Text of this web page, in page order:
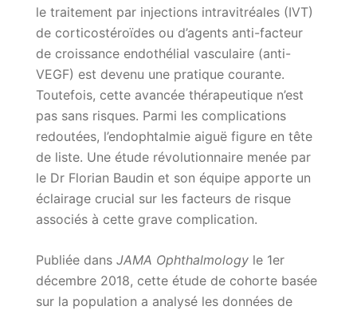
le traitement par injections intravitréales (IVT)
de corticostéroïdes ou d’agents anti-facteur
de croissance endothélial vasculaire (anti-
VEGF) est devenu une pratique courante.
Toutefois, cette avancée thérapeutique n’est
pas sans risques. Parmi les complications
redoutées, l’endophtalmie aiguë figure en tête
de liste. Une étude révolutionnaire menée par
le Dr Florian Baudin et son équipe apporte un
éclairage crucial sur les facteurs de risque
associés à cette grave complication.
Publiée dans JAMA Ophthalmology le 1er
décembre 2018, cette étude de cohorte basée
sur la population a analysé les données de